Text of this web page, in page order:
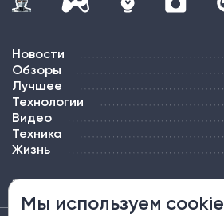
Новости
Обзоры
Лучшее
Технологии
Видео
Техника
Жизнь
ПОДПИСКА РЕКЛАМА КОНТАКТЫ
Мы используем cookie